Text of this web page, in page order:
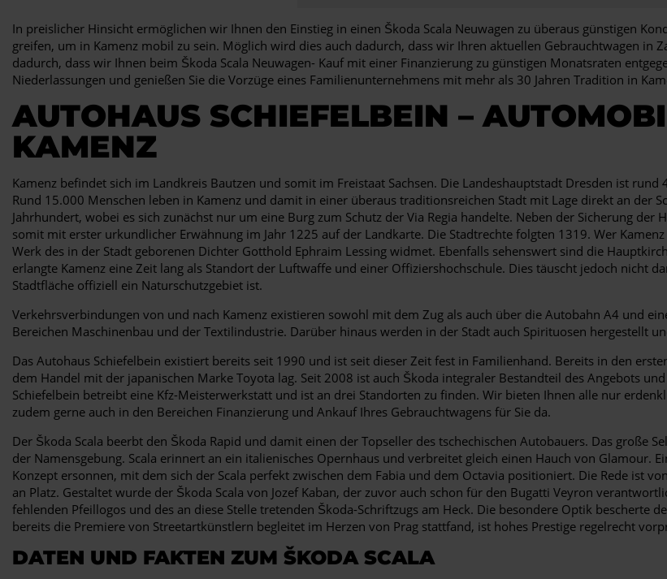
In preislicher Hinsicht ermöglichen wir Ihnen den Einstieg in einen Škoda Scala Neuwagen zu überaus günstigen
greifen, um in Kamenz mobil zu sein. Möglich wird dies auch dadurch, dass wir Ihren aktuellen Gebrauchtwagen in
dadurch, dass wir Ihnen beim Škoda Scala Neuwagen- Kauf mit einer Finanzierung zu günstigen Monatsraten
Niederlassungen und genießen Sie die Vorzüge eines Familienunternehmens mit mehr als 30 Jahren Tradition in
AUTOHAUS SCHIEFELBEIN –
KAMENZ
Kamenz befindet sich im Landkreis Bautzen und somit im Freistaat Sachsen. Die Landeshauptstadt Dresden ist
Rund 15.000 Menschen leben in Kamenz und damit in einer überaus traditionsreichen Stadt mit Lage direkt an der
Jahrhundert, wobei es sich zunächst nur um eine Burg zum Schutz der Via Regia handelte. Neben der Sicherung
somit mit erster urkundlicher Erwähnung im Jahr 1225 auf der Landkarte. Die Stadtrechte folgten 1319. Wer
Werk des in der Stadt geborenen Dichter Gotthold Ephraim Lessing widmet. Ebenfalls sehenswert sind die
erlangte Kamenz eine Zeit lang als Standort der Luftwaffe und einer Offiziershochschule. Dies täuscht jedoch nicht
Stadtfläche offiziell ein Naturschutzgebiet ist.
Verkehrsverbindungen von und nach Kamenz existieren sowohl mit dem Zug als auch über die Autobahn A4 und
Bereichen Maschinenbau und der Textilindustrie. Darüber hinaus werden in der Stadt auch Spirituosen hergestellt
Das Autohaus Schiefelbein existiert bereits seit 1990 und ist seit dieser Zeit fest in Familienhand. Bereits in den
dem Handel mit der japanischen Marke Toyota lag. Seit 2008 ist auch Škoda integraler Bestandteil des Angebots
Schiefelbein betreibt eine Kfz-Meisterwerkstatt und ist an drei Standorten zu finden. Wir bieten Ihnen alle nur
zudem gerne auch in den Bereichen Finanzierung und Ankauf Ihres Gebrauchtwagens für Sie da.
Der Škoda Scala beerbt den Škoda Rapid und damit einen der Topseller des tschechischen Autobauers. Das große
der Namensgebung. Scala erinnert an ein italienisches Opernhaus und verbreitet gleich einen Hauch von Glamour.
Konzept ersonnen, mit dem sich der Scala perfekt zwischen dem Fabia und dem Octavia positioniert. Die Rede ist
an Platz. Gestaltet wurde der Škoda Scala von Jozef Kaban, der zuvor auch schon für den Bugatti Veyron
fehlenden Pfeillogos und des an diese Stelle tretenden Škoda-Schriftzugs am Heck. Die besondere Optik bescherte
bereits die Premiere von Streetartkünstlern begleitet im Herzen von Prag stattfand, ist hohes Prestige regelrecht
DATEN UND FAKTEN ZUM ŠKODA SCALA